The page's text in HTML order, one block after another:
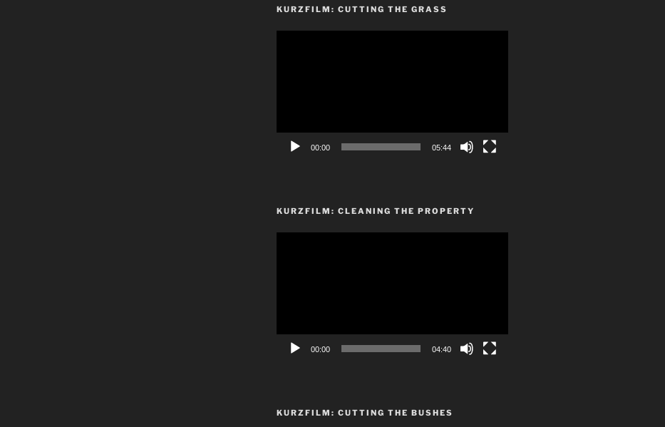
KURZFILM: CUTTING THE GRASS
00:00 05:44
KURZFILM: CLEANING THE PROPERTY
00:00 04:40
KURZFILM: CUTTING THE BUSHES